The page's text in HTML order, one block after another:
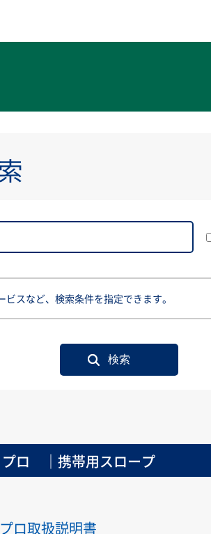
ビスなど、検索条件を指定できます。
プロ ｜携帯用スロープ
ロ取扱説明書